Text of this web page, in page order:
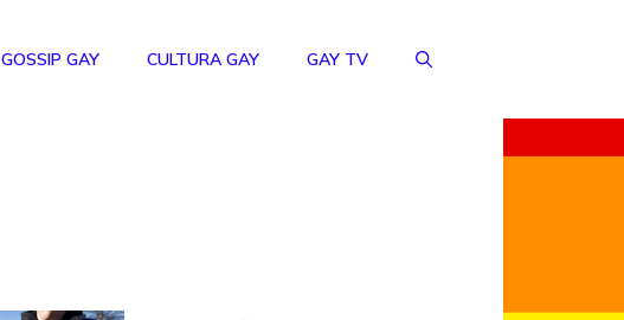
GOSSIP GAY CULTURA GAY GAY TV